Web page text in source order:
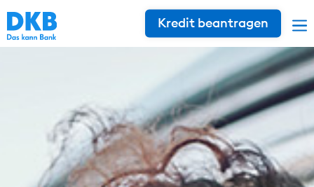
Kredit beantragen